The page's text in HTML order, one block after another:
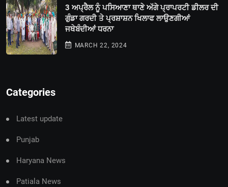
3 ਅਪ੍ਰੈਲ ਨੂੰ ਪਸਿਆਣਾ ਥਾਣੇ ਅੱਗੇ ਪ੍ਰਾਪਰਟੀ ਡੀਲਰ ਦੀ
ਗੁੰਡਾ ਗਰਦੀ ਤੇ ਪ੍ਰਸ਼ਾਸ਼ਨ ਖਿਲਾਫ ਲਾਉਣਗੀਆਂ
ਜਥੇਬੰਦੀਆਂ ਧਰਨਾ
MARCH 22, 2024
Categories
Latest update
Punjab
Haryana News
Patiala News